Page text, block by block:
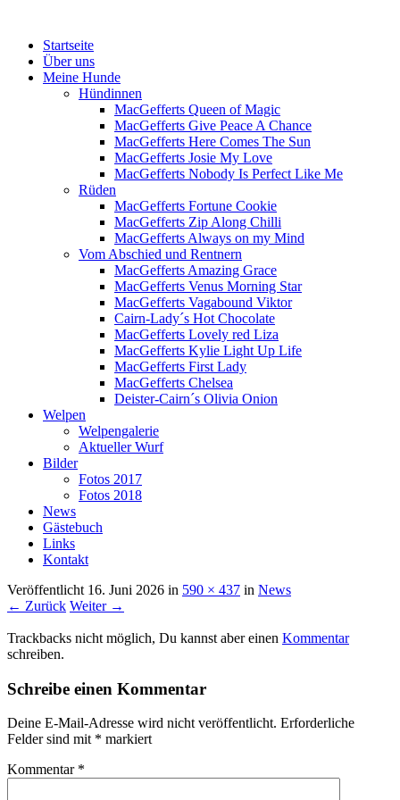
Menü
Zum
Inhalt
springen
Startseite
Über uns
Meine Hunde
Hündinnen
MacGefferts Queen of Magic
MacGefferts Give Peace A Chance
MacGefferts Here Comes The Sun
MacGefferts Josie My Love
MacGefferts Nobody Is Perfect Like Me
Rüden
MacGefferts Fortune Cookie
MacGefferts Zip Along Chilli
MacGefferts Always on my Mind
Vom Abschied und Rentnern
MacGefferts Amazing Grace
MacGefferts Venus Morning Star
MacGefferts Vagabound Viktor
Cairn-Lady´s Hot Chocolate
MacGefferts Lovely red Liza
MacGefferts Kylie Light Up Life
MacGefferts First Lady
MacGefferts Chelsea
Deister-Cairn´s Olivia Onion
Welpen
Welpengalerie
Aktueller Wurf
Bilder
Fotos 2017
Fotos 2018
News
Gästebuch
Links
Kontakt
Veröffentlicht 16. Juni 2026 in 590 × 437 in News
← Zurück Weiter →
Trackbacks nicht möglich, Du kannst aber einen Kommentar
schreiben.
Schreibe einen Kommentar
Deine E-Mail-Adresse wird nicht veröffentlicht. Erforderliche
Felder sind mit * markiert
Kommentar *